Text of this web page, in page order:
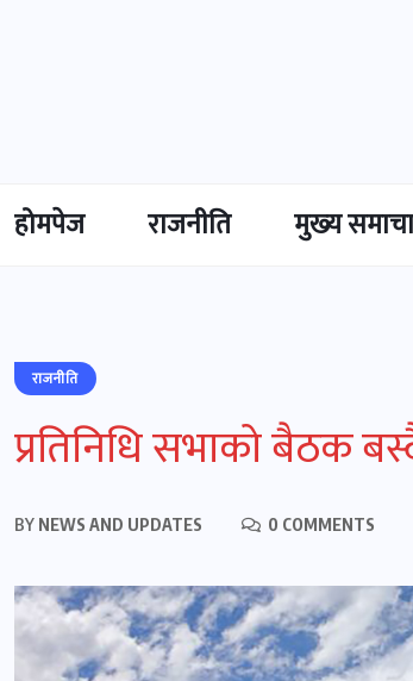
होमपेज राजनीति मुख्‍य
राजनीति
प्रतिनिधि सभाको बैठक
BY NEWS AND UPDATES 0 COMMENTS